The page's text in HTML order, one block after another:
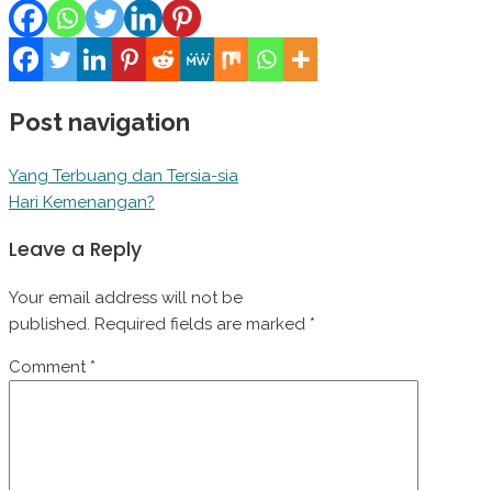
Post navigation
Yang Terbuang dan Tersia-sia
Hari Kemenangan?
Leave a Reply
Your email address will not be
published. Required fields are marked *
Comment *